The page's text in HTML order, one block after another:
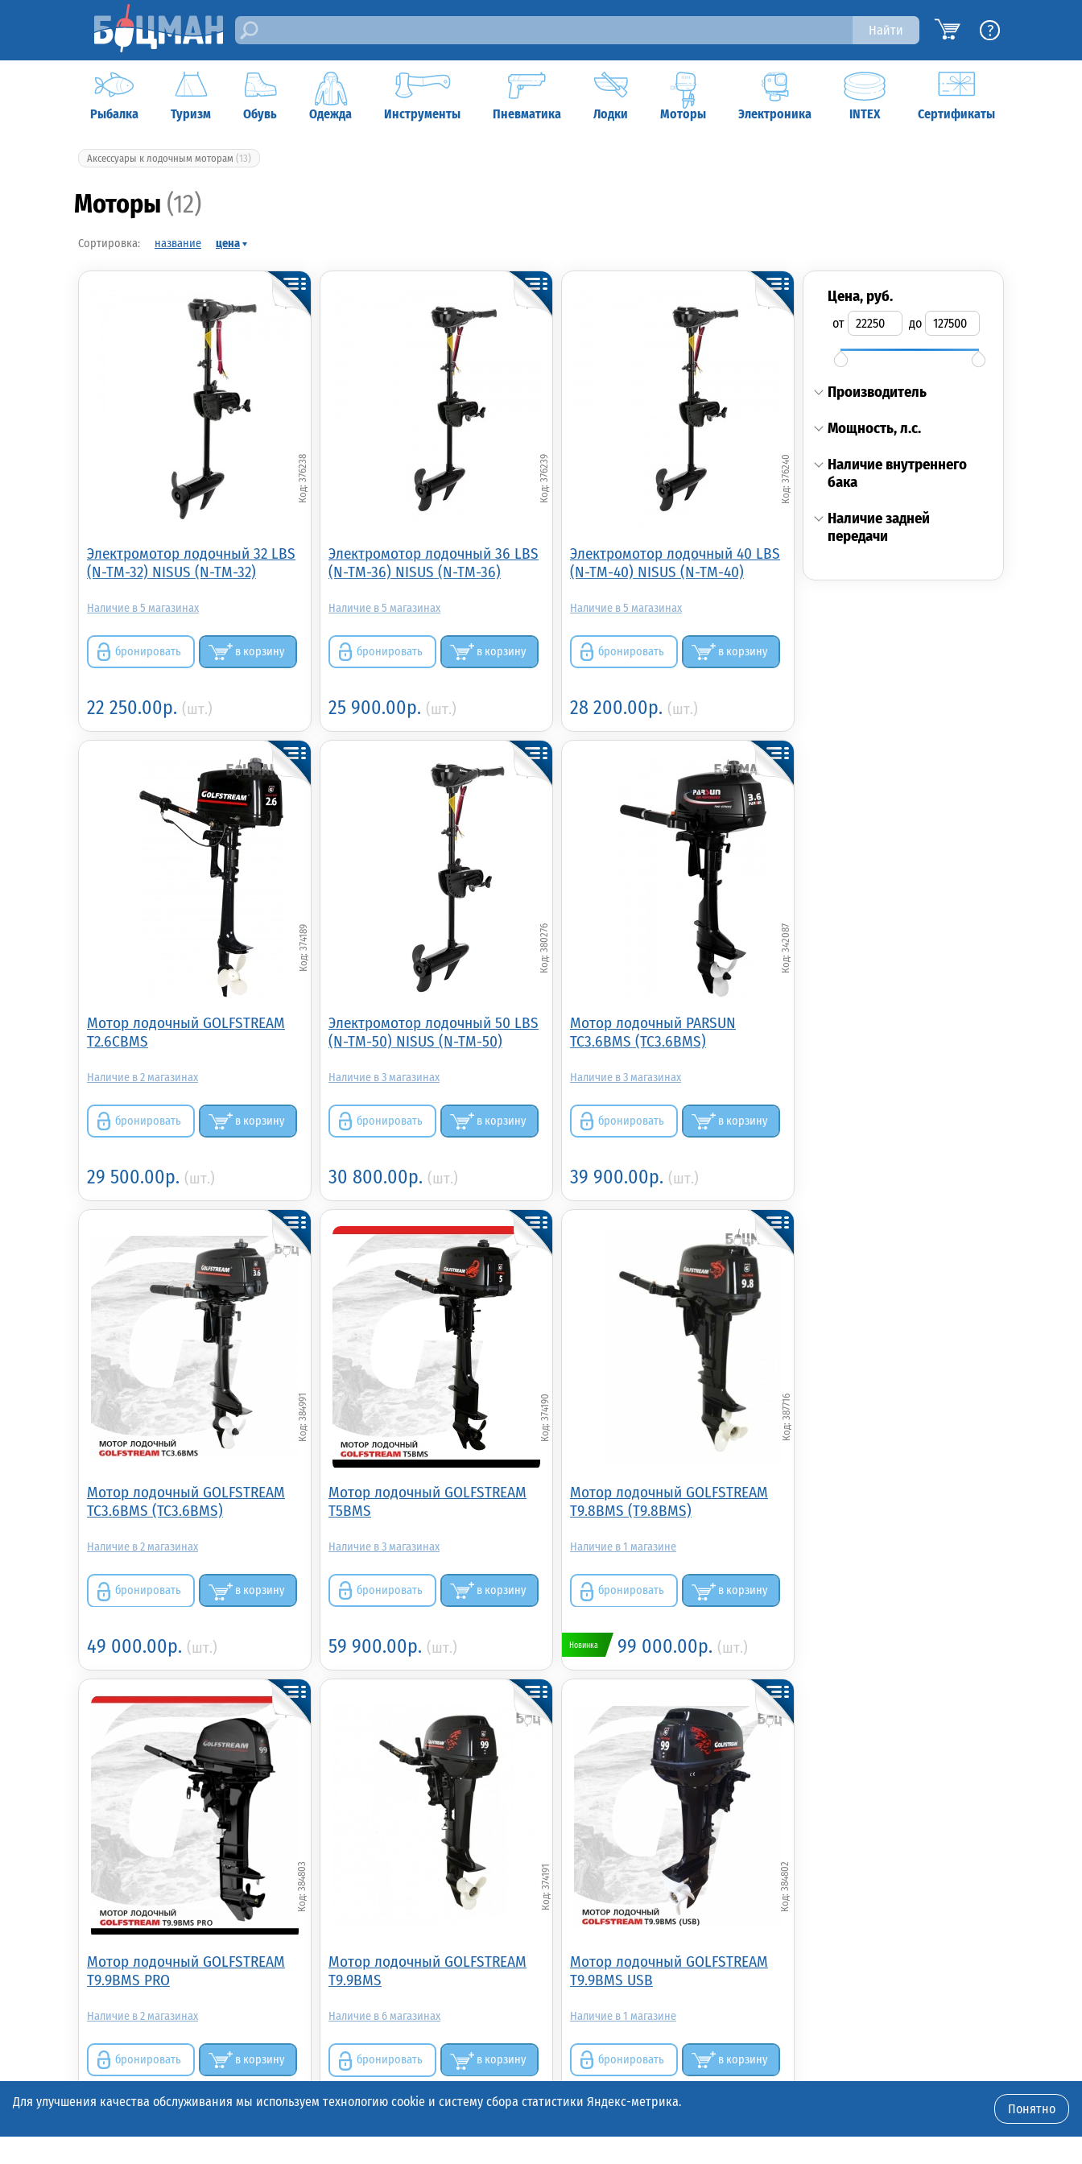
Найти ?
Рыбалка Туризм Обувь Одежда Инструменты Пневматика Лодки Моторы Электроника INTEX Сертификаты
Аксессуары к лодочным моторам (13)
Моторы (12)
название цена
Электромотор лодочный 32 LBS
(N-TM-32) NISUS (N-TM-32)
376238
5
бронировать в корзину
22 250.00р. (шт.)
Электромотор лодочный 36 LBS
(N-TM-36) NISUS (N-TM-36)
376239
5
бронировать в корзину
25 900.00р. (шт.)
Электромотор лодочный 40 LBS
(N-TM-40) NISUS (N-TM-40)
376240
5
бронировать в корзину
28 200.00р. (шт.)
Мотор лодочный GOLFSTREAM
T2.6CBMS
374189
2
бронировать в корзину
29 500.00р. (шт.)
Электромотор лодочный 50 LBS
(N-TM-50) NISUS (N-TM-50)
380276
3
бронировать в корзину
30 800.00р. (шт.)
Мотор лодочный PARSUN
TC3.6BMS (TC3.6BMS)
342087
3
бронировать в корзину
39 900.00р. (шт.)
Мотор лодочный GOLFSTREAM
TC3.6BMS (TC3.6BMS)
384991
2
бронировать в корзину
49 000.00р. (шт.)
Мотор лодочный GOLFSTREAM
T5BMS
374190
3
бронировать в корзину
59 900.00р. (шт.)
Мотор лодочный GOLFSTREAM
T9.8BMS (T9.8BMS)
387716
1
бронировать в корзину
Новинка 99 000.00р. (шт.)
Мотор лодочный GOLFSTREAM
T9.9BMS PRO
384803
2
бронировать в корзину
119 990.00р.
Мотор лодочный GOLFSTREAM
T9.9BMS
374191
6
бронировать в корзину
Мотор лодочный GOLFSTREAM
T9.9BMS USB
384802
1
бронировать в корзину
127 500.00р.
цена, руб.
от до
производитель
мощность, л.с.
наличие внутреннего
бака
наличие задней
передачи
Для улучшения качества обслуживания мы используем технологию cookie и систему сбора статистики Яндекс-метрика. Понятно